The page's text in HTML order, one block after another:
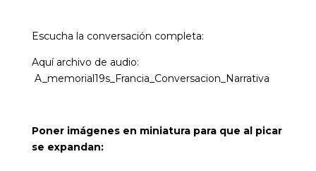
Escucha la conversación completa:
Aquí archivo de audio:
A_memorial19s_Francia_Conversacion_Narrativa
Poner imágenes en miniatura para que al picar
se expandan: